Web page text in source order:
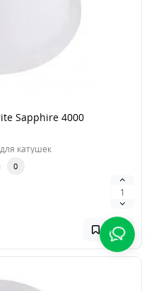
Sapphire 4000
катушек
0